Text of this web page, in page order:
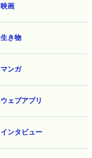
映画
生き物
マンガ
ウェブアプリ
インタビュー